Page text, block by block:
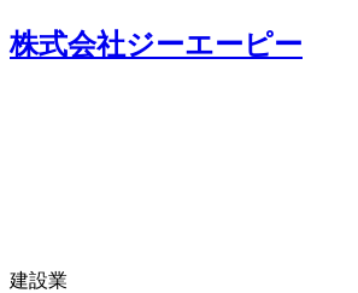
株式会社ジーエーピー
建設業